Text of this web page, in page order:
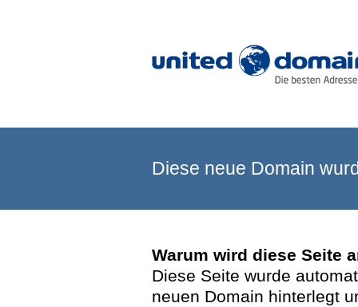
Diese neue Domain
Warum wird diese Seite
Diese Seite wurde
neuen Domain hinterlegt